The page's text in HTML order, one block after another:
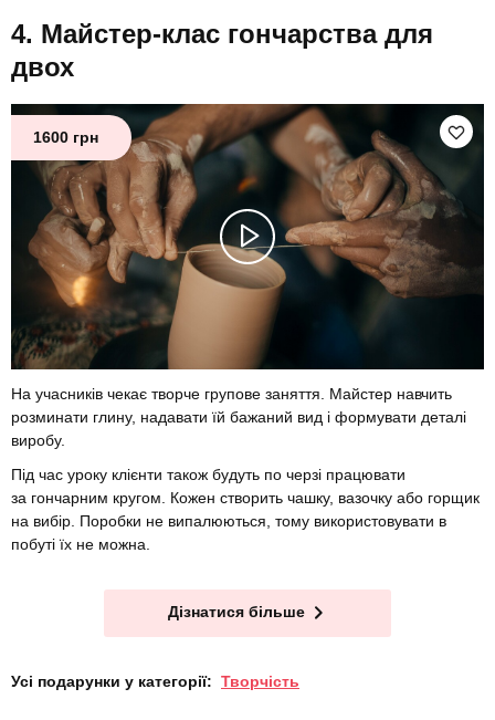
Майстер-клас гончарства для
двох
1600 грн
На учасників чекає творче групове заняття. Майстер навчить
розминати глину, надавати їй бажаний вид і формувати деталі
виробу.
Під час уроку клієнти також будуть по черзі працювати
за гончарним кругом. Кожен створить чашку, вазочку або горщик
на вибір. Поробки не випалюються, тому використовувати в
побуті їх не можна.
Дізнатися більше
Усі подарунки у категорії: Творчість